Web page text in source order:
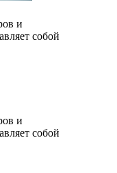
и
собой
и
собой